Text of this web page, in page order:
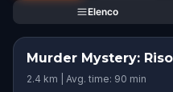
Elenco
Murder Mystery:
2.4 km | Avg. time: 90 min